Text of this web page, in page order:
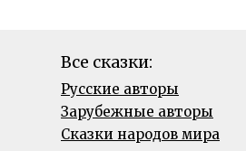
Все сказки:
Русские авторы
Зарубежные авторы
Сказки народов мира